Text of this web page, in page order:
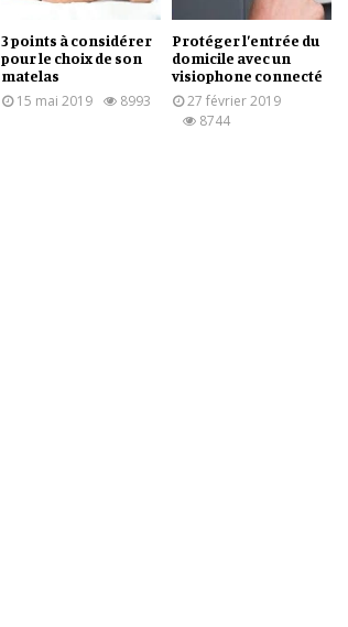
3 points à considérer
pour le choix de son
matelas
15 mai 2019
8993
Protéger l’entrée du
domicile avec un
visiophone connecté
27 février 2019
8744